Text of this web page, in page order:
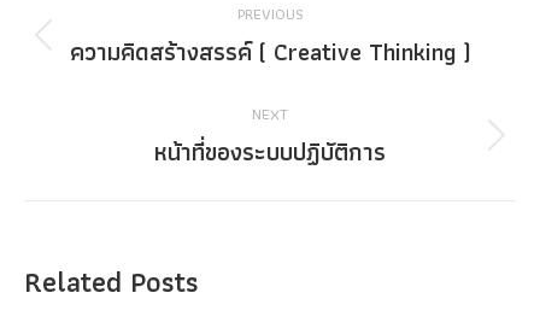
navigation
PREVIOUS
Previous
ความคิดสร้างสรรค์ ( Creative Thinking )
NEXT
Next
หน้าที่ของระบบปฏิบัติการ
Related Posts